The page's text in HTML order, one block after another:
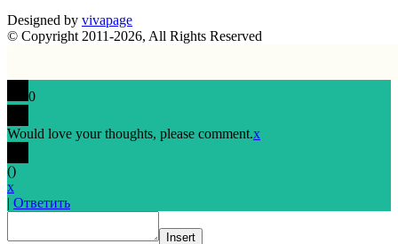
Designed by vivapage
© Copyright 2011-2026, All Rights Reserved
0
Would love your thoughts, please comment.x
()
x
| Ответить
Insert